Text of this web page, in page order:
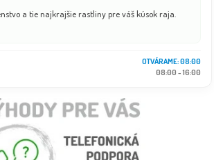
a tie najkrajšie rastliny pre váš kúsok raja.
OTVÁRAME: 08:00
08:00 - 16:00